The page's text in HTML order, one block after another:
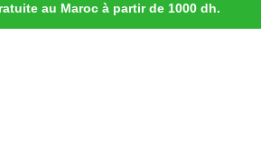
au Maroc à partir de 1000 dh.